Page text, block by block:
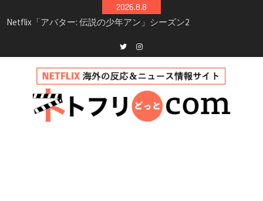
to
2026.8.8
Netflix映画「ボイスメールで恋をして」キャス
イッチ主演ロマコメ
新決定！2027年撮影開始へ
兄弟大騒動のコメディ映画「リトル・ブラザ
ー」がNetflixで配信！─キャスト・あらすじ・
見どころまとめ
Twitterinstagram